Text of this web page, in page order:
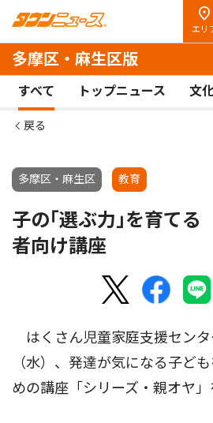
エリ
多摩区・麻生区版
すべて トップニュース 文
戻る
多摩区・麻生区 教育
子の｢選ぶ力｣を育て
者向け講座
はくさん児童家庭支援センタ
（水）、発達が気になる子ど
めの講座「シリーズ・親オヤ」